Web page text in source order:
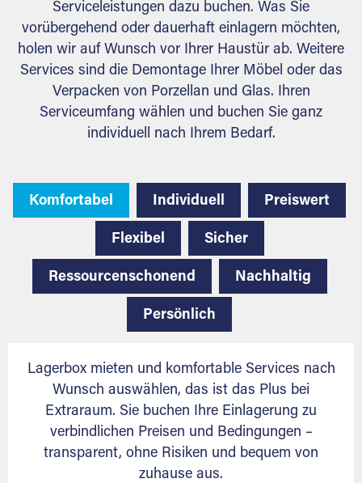
Serviceleistungen dazu buchen. Was Sie
vorübergehend oder dauerhaft einlagern möchten,
holen wir auf Wunsch vor Ihrer Haustür ab. Weitere
Services sind die Demontage Ihrer Möbel oder das
Verpacken von Porzellan und Glas. Ihren
Serviceumfang wählen und buchen Sie ganz
individuell nach Ihrem Bedarf.
Komfortabel Individuell Preiswert
Flexibel Sicher
Ressourcenschonend Nachhaltig
Persönlich
Lagerbox mieten und komfortable Services nach
Wunsch auswählen, das ist das Plus bei
Extraraum. Sie buchen Ihre Einlagerung zu
verbindlichen Preisen und Bedingungen –
transparent, ohne Risiken und bequem von
zuhause aus.